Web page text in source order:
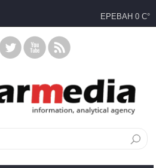
ЕРЕВАН 0 C°